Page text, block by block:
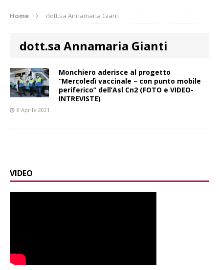
Home dott.sa Annamaria Gianti
dott.sa Annamaria Gianti
Monchiero aderisce al progetto
“Mercoledì vaccinale – con punto mobile
periferico” dell’Asl Cn2 (FOTO e VIDEO-
INTREVISTE)
8 Aprile 2021
VIDEO